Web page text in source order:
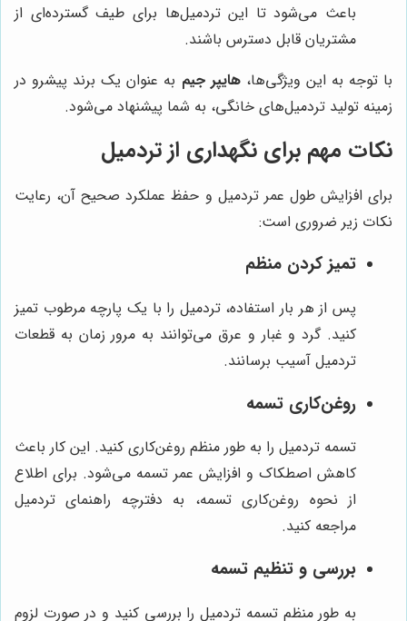
باعث می‌شود تا این تردمیل‌ها برای طیف گسترده‌ای از
مشتریان قابل دسترس باشند.
با توجه به این ویژگی‌ها،هایپر جیم به عنوان یک برند پیشرو در
زمینه تولید تردمیل‌های خانگی، به شما پیشنهاد می‌شود.
نکات مهم برای نگهداری از تردمیل
برای افزایش طول عمر تردمیل و حفظ عملکرد صحیح آن، رعایت
نکات زیر ضروری است:
تمیز کردن منظم
پس از هر بار استفاده، تردمیل را با یک پارچه مرطوب تمیز
کنید. گرد و غبار و عرق می‌توانند به مرور زمان به قطعات
تردمیل آسیب برسانند.
روغن‌کاری تسمه
تسمه تردمیل را به طور منظم روغن‌کاری کنید. این کار باعث
کاهش اصطکاک و افزایش عمر تسمه می‌شود. برای اطلاع
از نحوه روغن‌کاری تسمه، به دفترچه راهنمای تردمیل
مراجعه کنید.
بررسی و تنظیم تسمه
به طور منظم تسمه تردمیل را بررسی کنید و در صورت لزوم